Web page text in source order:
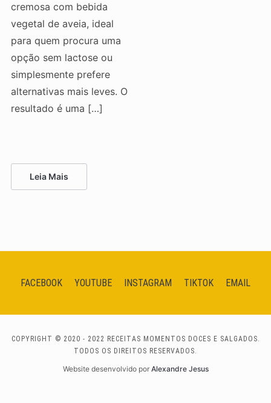
cremosa com bebida
vegetal de aveia, ideal
para quem procura uma
opção sem lactose ou
simplesmente prefere
alternativas mais leves. O
resultado é uma […]
Leia Mais
FACEBOOK YOUTUBE INSTAGRAM TIKTOK EMAIL
COPYRIGHT © 2020 - 2022 RECEITAS MOMENTOS DOCES E SALGADOS.
TODOS OS DIREITOS RESERVADOS.
Website desenvolvido por Alexandre Jesus